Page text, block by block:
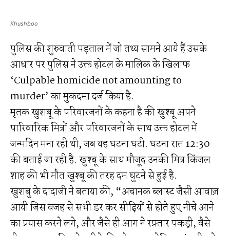
Khushboo
पुलिस की शुरुवाती पड़ताल में जो तथ्य सामने आये हैं उसके
आधार पर पुलिस ने उक्त होटल के मालिक के खिलाफ
‘Culpable homicide not amounting to
murder’ का मुकदमा दर्ज किया है.
मृतक खुशबू के परिवारजनों के कहना है की खुश्बू अपने
पारिवारिक मित्रों और परिवारजनों के साथ उक्त होटल में
जन्मदिन मना रही थी, जब यह घटना घटी. घटना रात 12:30
की बताई जा रही है. खुश्बू के साथ मौजूद उनकी मित्र किंजल
शाह की भी मौत खुश्बू की तरह दम घुटने से हुई है.
खुशबु के दादाजी ने बताया की, “अचानक ब्लास्ट जैसी आवाज़
आयी जिस वजह से सभी डर कर सीढ़ियों से होते हुए नीचे आने
का प्रयास करने लगे, और जैसे ही आग ने रफ़्तार पकड़ी, वैसे